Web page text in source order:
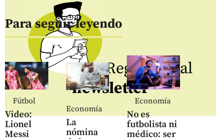
Para seguir leyendo
Fútbol
Video:
Lionel
Messi
Economía
La
nómina
Economía
No es
futbolista ni
médico: ser
Regístrate al
newsletter